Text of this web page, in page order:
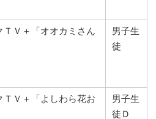
ＴＶ＋「オオカミさん
男子生
徒
ＴＶ＋「よしわら花お
男子生
徒Ｄ